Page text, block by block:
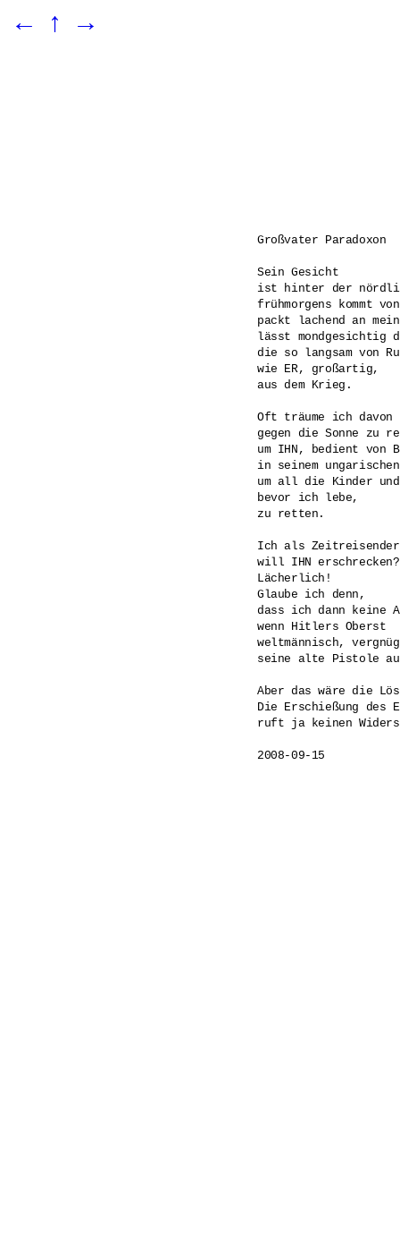
← ↑ →
Großvater Paradoxon
Sein Gesicht
ist hinter der
frühmorgens kommt
packt lachend an
lässt mondgesichtig
die so langsam von
wie ER, großartig,
aus dem Krieg.
Oft träume ich
gegen die Sonne zu
um IHN, bedient von
in seinem
um all die Kinder
bevor ich lebe,
zu retten.
Ich als
will IHN
Lächerlich!
Glaube ich denn,
dass ich dann keine
wenn Hitlers Oberst
weltmännisch,
seine alte Pistole
Aber das wäre die
Die Erschießung des
ruft ja keinen
2008-09-15